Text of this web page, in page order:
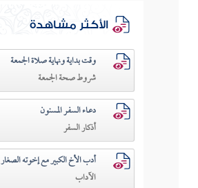
الأكثر مشاهدة
وقت بداية ونهاية صلاة الجمعة
شروط صحة الجمعة
دعـاء السفـر المسنون
أذكار السفر
أدب الأخ الكبير مع إخوته الصغار
الآداب